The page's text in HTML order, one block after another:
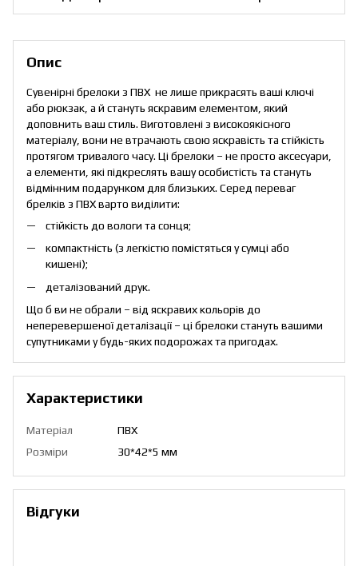
Опис
Сувенірні брелоки з ПВХ не лише прикрасять ваші ключі
або рюкзак, а й стануть яскравим елементом, який
доповнить ваш стиль. Виготовлені з високоякісного
матеріалу, вони не втрачають свою яскравість та стійкість
протягом тривалого часу. Ці брелоки – не просто аксесуари,
а елементи, які підкреслять вашу особистість та стануть
відмінним подарунком для близьких. Серед переваг
брелків з ПВХ варто виділити:
стійкість до вологи та сонця;
компактність (з легкістю помістяться у сумці або
кишені);
деталізований друк.
Що б ви не обрали – від яскравих кольорів до
неперевершеної деталізації – ці брелоки стануть вашими
супутниками у будь-яких подорожах та пригодах.
Характеристики
Матеріал
ПВХ
Розміри
30*42*5 мм
Відгуки